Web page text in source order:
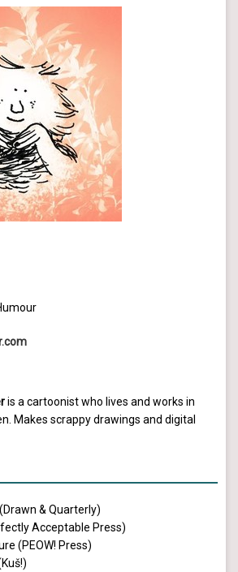
is a cartoonist who lives and works in
Makes scrappy drawings and digital
& Quarterly)
Acceptable Press)
(PEOW! Press)